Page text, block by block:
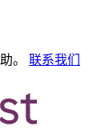
。
联系我们